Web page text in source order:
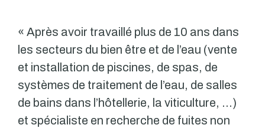
« Après avoir travaillé plus de 10 ans dans
les secteurs du bien être et de l’eau (vente
et installation de piscines, de spas, de
systèmes de traitement de l’eau, de salles
de bains dans l’hôtellerie, la viticulture, …)
et spécialiste en recherche de fuites non